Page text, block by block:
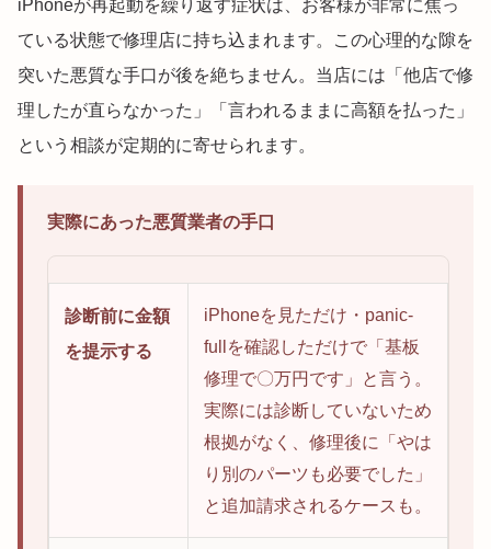
iPhoneが再起動を繰り返す症状は、お客様が非常に焦っ
ている状態で修理店に持ち込まれます。この心理的な隙を
突いた悪質な手口が後を絶ちません。当店には「他店で修
理したが直らなかった」「言われるままに高額を払った」
という相談が定期的に寄せられます。
実際にあった悪質業者の手口
診断前に金額
を提示する
iPhoneを見ただけ・panic-
fullを確認しただけで「基板
修理で〇万円です」と言う。
実際には診断していないため
根拠がなく、修理後に「やは
り別のパーツも必要でした」
と追加請求されるケースも。